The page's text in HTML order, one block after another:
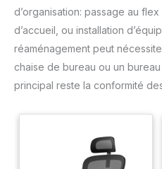
d’organisation: passage au
d’accueil, ou installation
réaménagement peut
chaise de bureau ou un bureau
principal reste la conformité